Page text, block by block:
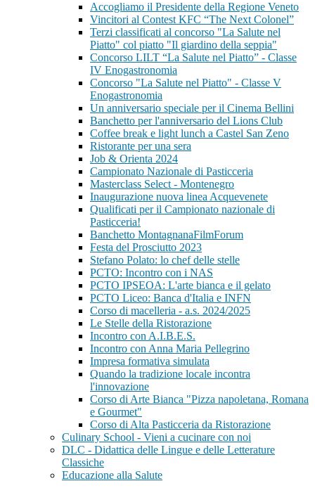
Accogliamo il Presidente della Regione Veneto
Vincitori al Contest KFC “The Next Colonel”
Terzi classificati al concorso "La Salute nel
Piatto" col piatto "Il giardino della seppia"
Concorso LILT “La Salute nel Piatto” - Classe
IV Enogastronomia
Concorso "La Salute nel Piatto" - Classe V
Enogastronomia
Un anniversario speciale per il Cinema Bellini
Banchetto per l'anniversario del Lions Club
Coffee break e light lunch a Castel San Zeno
Ristorante per una sera
Job & Orienta 2024
Campionato Nazionale di Pasticceria
Masterclass Select - Montenegro
Inaugurazione nuova linea Acquevenete
Qualificati per il Campionato nazionale di
Pasticceria!
Banchetto MontagnanaFilmForum
Festa del Prosciutto 2023
Stefano Polato: lo chef delle stelle
PCTO: Incontro con i NAS
PCTO IPSEOA: L'arte bianca e il gelato
PCTO Liceo: Banca d'Italia e INFN
Corso di macelleria - a.s. 2024/2025
Le Stelle della Ristorazione
Incontro con A.I.B.E.S.
Incontro con Anna Maria Pellegrino
Impresa formativa simulata
Quando la tradizione locale incontra
l'innovazione
Corso di Arte Bianca "Pizza napoletana, Romana
e Gourmet"
Corso di Alta Pasticceria da Ristorazione
Culinary School - Vieni a cucinare con noi
DLC - Didattica delle Lingue e delle Letterature
Classiche
Educazione alla Salute